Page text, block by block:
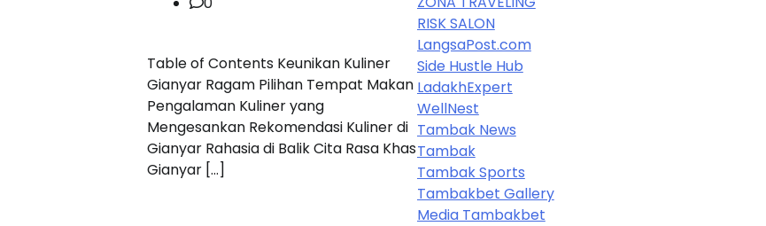
Table of Contents Keunikan Kuliner
Gianyar Ragam Pilihan Tempat Makan
Pengalaman Kuliner yang
Mengesankan Rekomendasi Kuliner di
Gianyar Rahasia di Balik Cita Rasa Khas
Gianyar […]
RISK SALON
LangsaPost.com
Side Hustle Hub
LadakhExpert
WellNest
Tambak News
Tambak
Tambak Sports
Tambakbet Gallery
Media Tambakbet